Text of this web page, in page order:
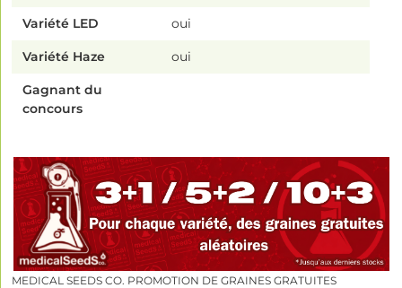
Variété LED oui
Variété Haze oui
Gagnant du
concours
MEDICAL SEEDS CO. PROMOTION DE GRAINES GRATUITES